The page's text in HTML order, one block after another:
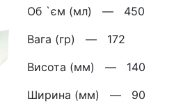
Об `єм (мл) — 450
Вага (гр) — 172
Висота (мм) — 140
Ширина (мм) — 90